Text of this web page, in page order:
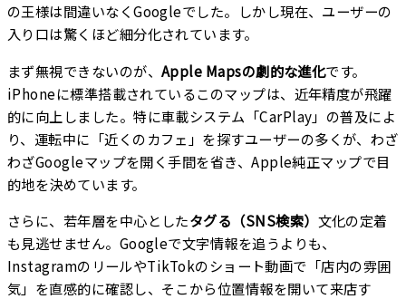
の王様は間違いなくGoogleでした。しかし現在、ユーザーの
入り口は驚くほど細分化されています。
まず無視できないのが、Apple Mapsの劇的な進化です。
iPhoneに標準搭載されているこのマップは、近年精度が飛躍
的に向上しました。特に車載システム「CarPlay」の普及によ
り、運転中に「近くのカフェ」を探すユーザーの多くが、わざ
わざGoogleマップを開く手間を省き、Apple純正マップで目
的地を決めています。
さらに、若年層を中心としたタグる（SNS検索） 文化の定着
も見逃せません。Googleで文字情報を追うよりも、
InstagramのリールやTikTokのショート動画で「店内の雰囲
気」を直感的に確認し、そこから位置情報を開いて来店す